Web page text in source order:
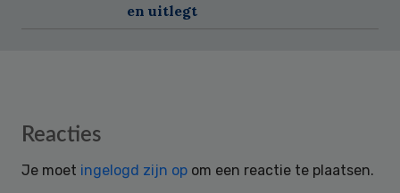
en uitlegt
Reader
Reacties
Je moet ingelogd zijn op om een reactie te plaatsen.